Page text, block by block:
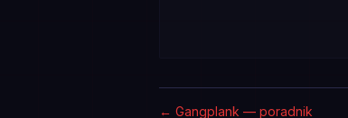
← Gangplank — poradnik